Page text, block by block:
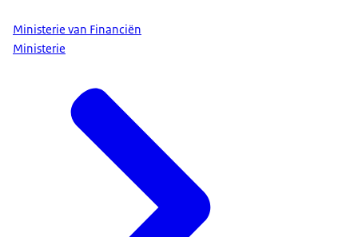
Ministerie van Financiën
Ministerie